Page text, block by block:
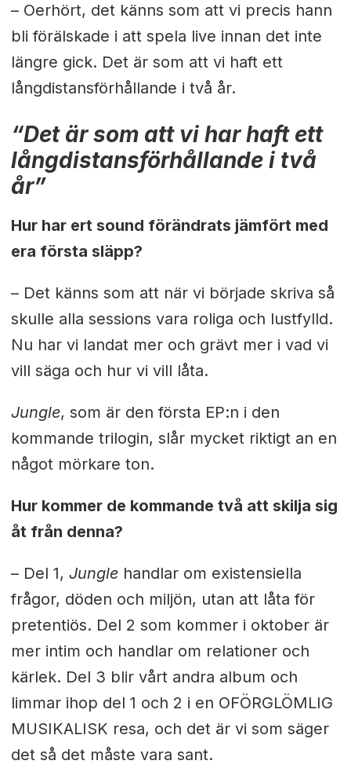
– Oerhört, det känns som att vi precis hann
bli förälskade i att spela live innan det inte
längre gick. Det är som att vi haft ett
långdistansförhållande i två år.
“Det är som att vi har haft ett
långdistansförhållande i två
år”
Hur har ert sound förändrats jämfört med
era första släpp?
– Det känns som att när vi började skriva så
skulle alla sessions vara roliga och lustfylld.
Nu har vi landat mer och grävt mer i vad vi
vill säga och hur vi vill låta.
Jungle, som är den första EP:n i den
kommande trilogin, slår mycket riktigt an en
något mörkare ton.
Hur kommer de kommande två att skilja sig
åt från denna?
– Del 1, Junglehandlar om existensiella
frågor, döden och miljön, utan att låta för
pretentiös. Del 2 som kommer i oktober är
mer intim och handlar om relationer och
kärlek. Del 3 blir vårt andra album och
limmar ihop del 1 och 2 i en OFÖRGLÖMLIG
MUSIKALISK resa, och det är vi som säger
det så det måste vara sant.